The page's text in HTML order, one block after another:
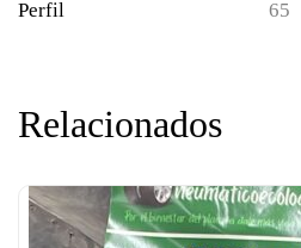
Perfil 65
Relacionados